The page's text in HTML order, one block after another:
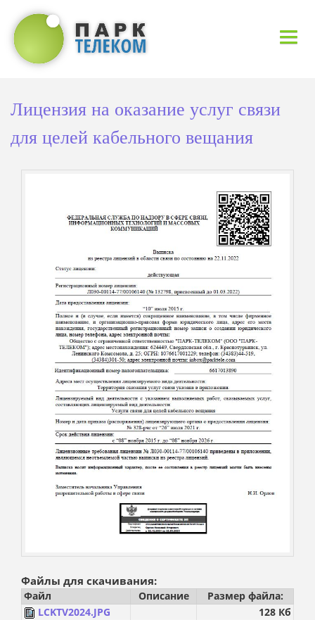
Лицензия на оказание услуг связи
для целей кабельного вещания
Файлы для скачивания:
Файл Описание
Размер файла:
LCKTV2024.JPG
128 Кб